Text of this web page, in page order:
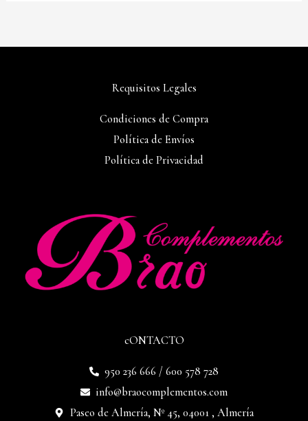
cONTACTO
950 236 666 / 600 578 728
info@braocomplementos.com
Paseo de Almería, Nº 45, 04001 , Almería
Requisitos Legales
Condiciones de Compra
Política de Envíos
Política de Privacidad